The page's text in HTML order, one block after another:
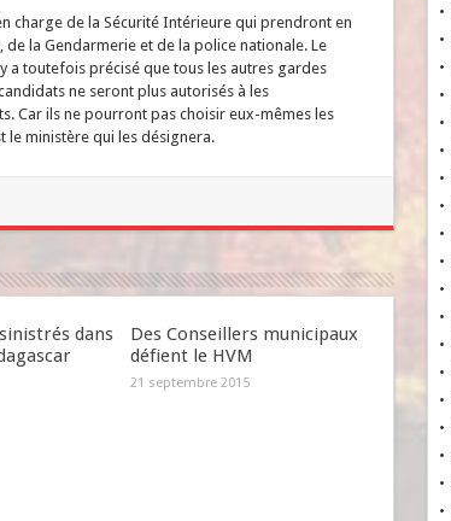
charge de la Sécurité Intérieure qui prendront en
la Gendarmerie et de la police nationale. Le
a toutefois précisé que tous les autres gardes
ne seront plus autorisés à les
Car ils ne pourront pas choisir eux-mêmes les
le ministère qui les désignera.
dans
Des Conseillers municipaux
défient le HVM
21 septembre 2015